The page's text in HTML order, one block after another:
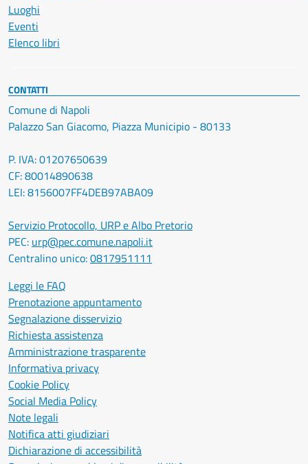
Luoghi
Eventi
Elenco libri
CONTATTI
Comune di Napoli
Palazzo San Giacomo, Piazza Municipio - 80133
P. IVA: 01207650639
CF: 80014890638
LEI: 8156007FF4DEB97ABA09
Servizio Protocollo, URP e Albo Pretorio
PEC: urp@pec.comune.napoli.it
Centralino unico:0817951111
Leggi le FAQ
Prenotazione appuntamento
Segnalazione disservizio
Richiesta assistenza
Amministrazione trasparente
Informativa privacy
Cookie Policy
Social Media Policy
Note legali
Notifica atti giudiziari
Dichiarazione di accessibilità